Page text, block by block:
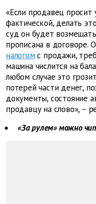
«Если продавец просит
фактической, делать
суд он будет
прописана в договоре.
налогомс продажи,
машина числится на
любом случае это
потерей части денег,
документы, состояние
продавцу на слово», –
«За рулем» можно